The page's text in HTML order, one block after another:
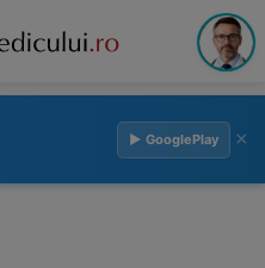
▶ GooglePlay ×